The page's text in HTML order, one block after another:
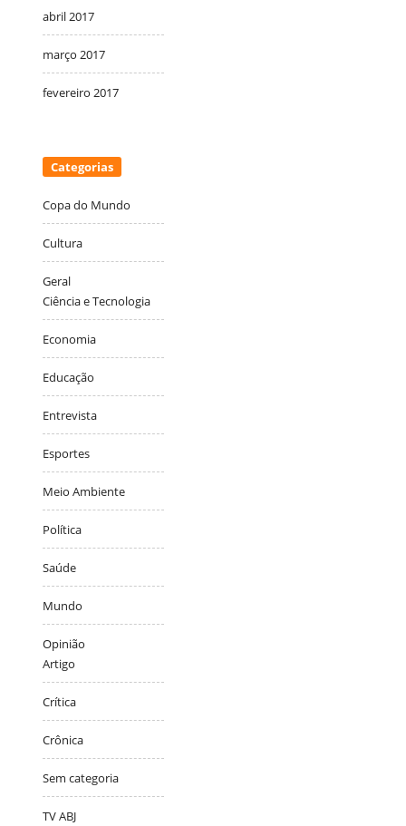
abril 2017
março 2017
fevereiro 2017
Categorias
Copa do Mundo
Cultura
Geral
Ciência e Tecnologia
Economia
Educação
Entrevista
Esportes
Meio Ambiente
Política
Saúde
Mundo
Opinião
Artigo
Crítica
Crônica
Sem categoria
TV ABJ